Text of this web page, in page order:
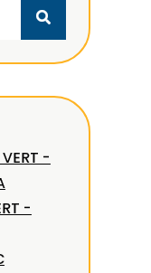
VERT -
-